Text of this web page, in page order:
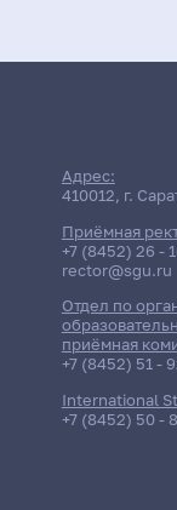
Адрес:
410012, г.
Приёмная
+7 (8452) 26 -
rector@sgu.ru
Отдел по
приёмная
+7 (8452) 51 -
International
+7 (8452) 50 -